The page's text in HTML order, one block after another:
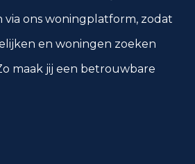
via ons woningplatform, zodat
en woningen zoeken
maak jij een betrouwbare